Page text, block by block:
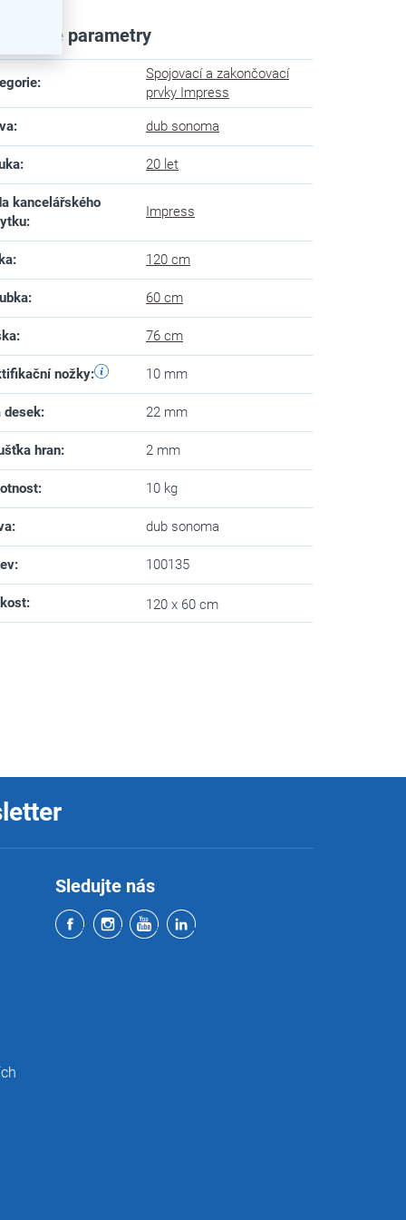
parametry
:
Spojovací a zakončovací
prvky Impress
: dub sonoma
: 20 let
kancelářského
:
Impress
: 120 cm
: 60 cm
: 76 cm
nožky: 10 mm
desek: 22 mm
hran: 2 mm
: 10 kg
: dub sonoma
: 100135
: 120 x 60 cm
Sledujte nás